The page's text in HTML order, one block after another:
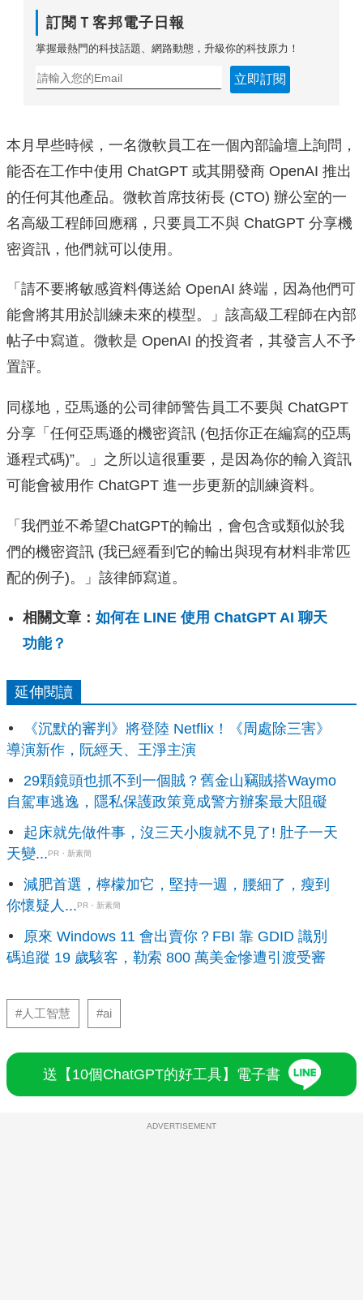
訂閱Ｔ客邦電子日報
掌握最熱門的科技話題、網路動態，升級你的科技原力！
立即訂閱
本月早些時候，一名微軟員工在一個內部論壇上詢問，
能否在工作中使用 ChatGPT 或其開發商 OpenAI 推出
的任何其他產品。微軟首席技術長 (CTO) 辦公室的一
名高級工程師回應稱，只要員工不與 ChatGPT 分享機
密資訊，他們就可以使用。
「請不要將敏感資料傳送給 OpenAI 終端，因為他們可
能會將其用於訓練未來的模型。」該高級工程師在內部
帖子中寫道。微軟是 OpenAI 的投資者，其發言人不予
置評。
同樣地，亞馬遜的公司律師警告員工不要與 ChatGPT
分享「任何亞馬遜的機密資訊 (包括你正在編寫的亞馬
遜程式碼)”。」之所以這很重要，是因為你的輸入資訊
可能會被用作 ChatGPT 進一步更新的訓練資料。
「我們並不希望ChatGPT的輸出，會包含或類似於我
們的機密資訊 (我已經看到它的輸出與現有材料非常匹
配的例子)。」該律師寫道。
相關文章： 如何在 LINE 使用 ChatGPT AI 聊天
功能？
延伸閱讀
《沉默的審判》將登陸 Netflix！《周處除三害》
導演新作，阮經天、王淨主演
29顆鏡頭也抓不到一個賊？舊金山竊賊搭Waymo
自駕車逃逸，隱私保護政策竟成警方辦案最大阻礙
起床就先做件事，沒三天小腹就不見了! 肚子一天
天變...PR・新素簡
減肥首選，檸檬加它，堅持一週，腰細了，瘦到
你懷疑人...PR・新素簡
原來 Windows 11 會出賣你？FBI 靠 GDID 識別
碼追蹤 19 歲駭客，勒索 800 萬美金慘遭引渡受審
#人工智慧 #ai
送【10個ChatGPT的好工具】電子書
ADVERTISEMENT